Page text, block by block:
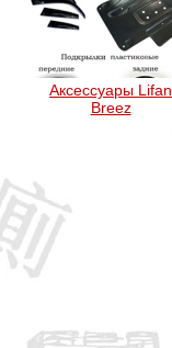
Аксессуары Lifan
Breez